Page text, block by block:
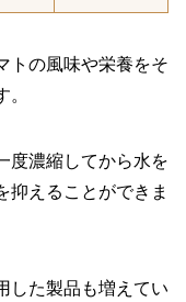
トの風味や栄養をそ
度濃縮してから水を
抑えることができま
した製品も増えてい